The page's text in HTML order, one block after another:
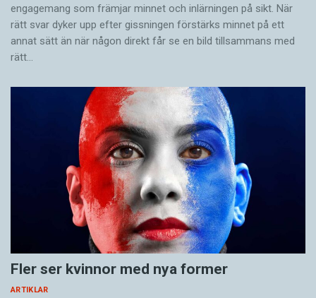
engagemang som främjar minnet och inlärningen på sikt. När
rätt svar dyker upp efter gissningen förstärks minnet på ett
annat sätt än när någon direkt får se en bild tillsammans med
rätt…
Fler ser kvinnor med nya former
ARTIKLAR